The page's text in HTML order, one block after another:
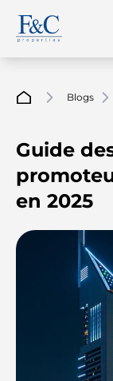
Blogs
Guide
en 2025